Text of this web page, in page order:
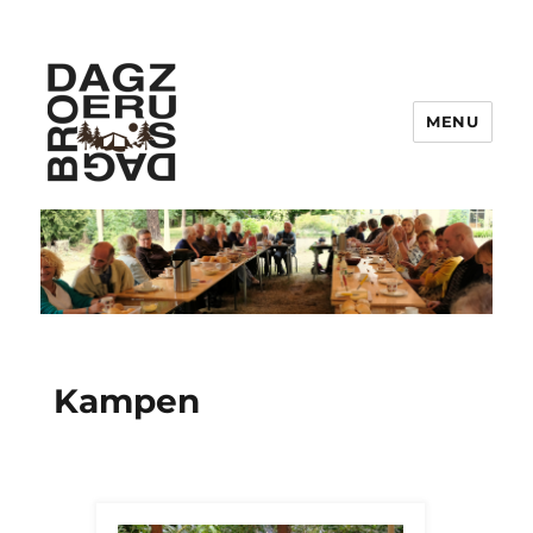
Gemeenschap Dag zus, dag broer
:
MENU
Kampen